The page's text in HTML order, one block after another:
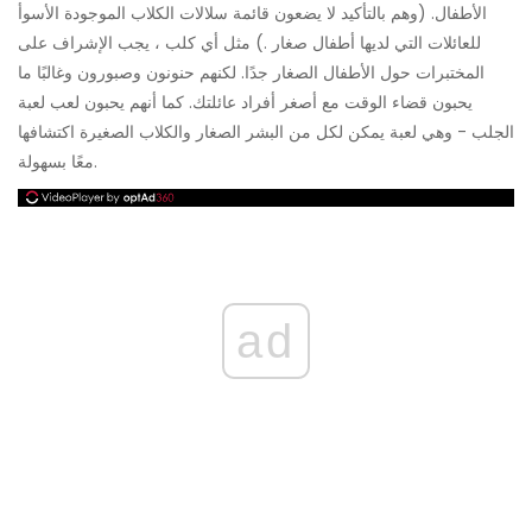
الأطفال. (وهم بالتأكيد لا يضعون قائمة سلالات الكلاب الموجودة الأسوأ
للعائلات التي لديها أطفال صغار .) مثل أي كلب ، يجب الإشراف على
المختبرات حول الأطفال الصغار جدًا. لكنهم حنونون وصبورون وغالبًا ما
يحبون قضاء الوقت مع أصغر أفراد عائلتك. كما أنهم يحبون لعب لعبة
الجلب - وهي لعبة يمكن لكل من البشر الصغار والكلاب الصغيرة اكتشافها
معًا بسهولة.
ad